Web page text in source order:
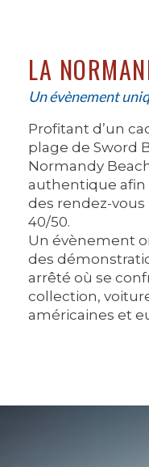
LA
Un évènement
Profitant d’un
plage de Sword
Normandy
authentique afin
des rendez-
40/50.
Un évènement
des
arrêté où se
collection,
américaines et